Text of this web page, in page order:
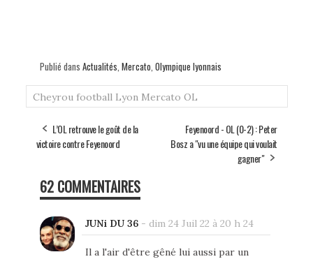
Publié dans Actualités Mercato Olympique lyonnais
Cheyrou football Lyon Mercato OL
L’OL retrouve le goût de la
victoire contre Feyenoord
Feyenoord - OL (0-2) : Peter
Bosz a "vu une équipe qui voulait
gagner"
62 COMMENTAIRES
JUNi DU 36- dim 24 Juil 22 à 20 h 24
Il a l'air d'être gêné lui aussi par un